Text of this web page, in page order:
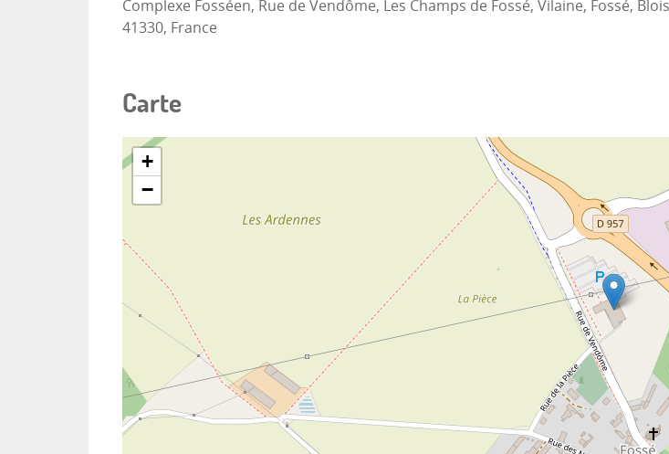
Complexe Fosséen, Rue de Vendôme, Les Champs de Fossé, Vilaine, Fossé,
41330, France
Carte
+
−